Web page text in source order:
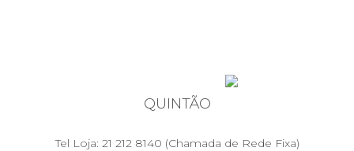
QUINTÃO
Tel Loja: 21 212 8140 (Chamada de Rede Fixa)